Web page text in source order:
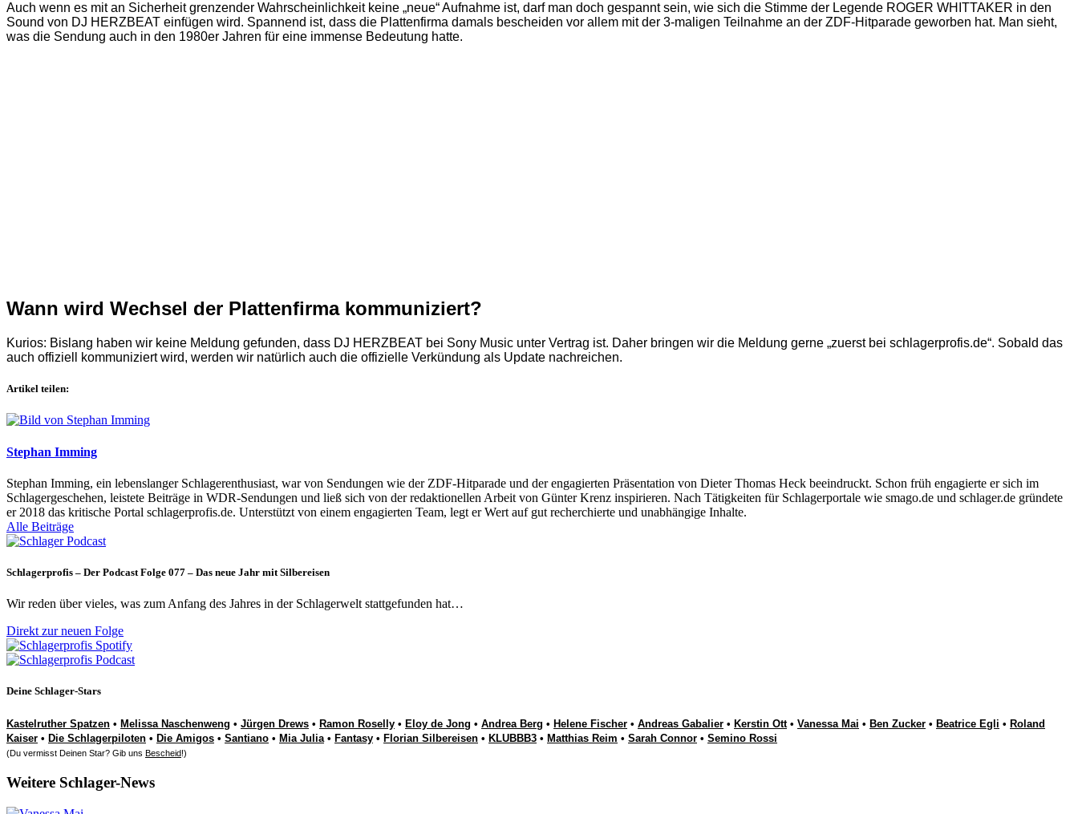
Auch wenn es mit an Sicherheit grenzender Wahrscheinlichkeit keine „neue“ Aufnahme ist, darf man doch gespannt sein, wie sich die Stimme der Legende ROGER WHITTAKER in den
Sound von DJ HERZBEAT einfügen wird. Spannend ist, dass die Plattenfirma damals bescheiden vor allem mit der 3-maligen Teilnahme an der ZDF-Hitparade geworben hat. Man sieht,
was die Sendung auch in den 1980er Jahren für eine immense Bedeutung hatte.
Wann wird Wechsel der Plattenfirma kommuniziert?
Kurios: Bislang haben wir keine Meldung gefunden, dass DJ HERZBEAT bei Sony Music unter Vertrag ist. Daher bringen wir die Meldung gerne „zuerst bei schlagerprofis.de“. Sobald das
auch offiziell kommuniziert wird, werden wir natürlich auch die offizielle Verkündung als Update nachreichen.
Artikel teilen:
Stephan Imming
Stephan Imming, ein lebenslanger Schlagerenthusiast, war von Sendungen wie der ZDF-Hitparade und der engagierten Präsentation von Dieter Thomas Heck beeindruckt. Schon früh engagierte er sich im
Schlagergeschehen, leistete Beiträge in WDR-Sendungen und ließ sich von der redaktionellen Arbeit von Günter Krenz inspirieren. Nach Tätigkeiten für Schlagerportale wie smago.de und schlager.de gründete
er 2018 das kritische Portal schlagerprofis.de. Unterstützt von einem engagierten Team, legt er Wert auf gut recherchierte und unabhängige Inhalte.
Alle Beiträge
Schlagerprofis – Der Podcast Folge 077 – Das neue Jahr mit Silbereisen
Wir reden über vieles, was zum Anfang des Jahres in der Schlagerwelt stattgefunden hat…
Direkt zur neuen Folge
Deine Schlager-Stars
Kastelruther Spatzen • Melissa Naschenweng • Jürgen Drews • Ramon Roselly • Eloy de Jong • Andrea Berg • Helene Fischer • Andreas Gabalier • Kerstin Ott• Vanessa Mai • Ben Zucker • Beatrice Egli • Roland
Kaiser • Die Schlagerpiloten • Die Amigos • Santiano • Mia Julia • Fantasy • Florian Silbereisen • KLUBBB3 • Matthias Reim • Sarah Connor • Semino Rossi
(Du vermisst Deinen Star? Gib uns Bescheid!)
Weitere Schlager-News